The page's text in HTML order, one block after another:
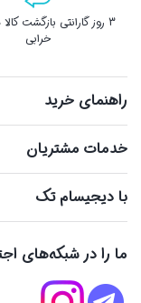
3 روز گارانتی بازگشت
خرابی
راهنمای خرید
خدمات مشتریان
با دیجیسام تک
ما را در شبکه‌های